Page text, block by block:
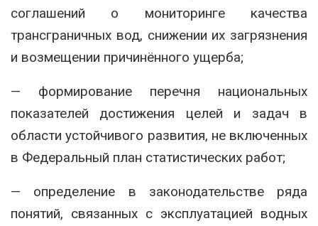
соглашений о мониторинге качества
трансграничных вод, снижении их загрязнения
и возмещении причинённого ущерба;
— формирование перечня национальных
показателей достижения целей и задач в
области устойчивого развития, не включенных
в Федеральный план статистических работ;
— определение в законодательстве ряда
понятий, связанных с эксплуатацией водных